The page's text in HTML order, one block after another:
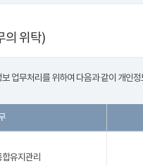
의 위탁)
업무처리를 위하여 다음과 같이 개인
유지관리